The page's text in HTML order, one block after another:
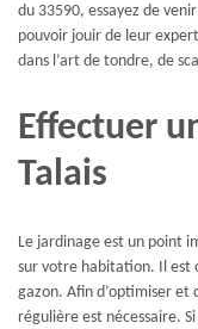
du 33590, essayez de
pouvoir jouir de leur
dans l’art de tondre, de
Effectuer
Talais
Le jardinage est un point
sur votre habitation. Il est
gazon. Afin d’optimiser et
régulière est nécessaire.